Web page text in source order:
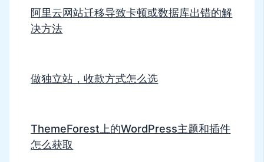
阿里云网站迁移导致卡顿或数据库出错的解
决方法
做独立站，收款方式怎么选
ThemeForest上的WordPress主题和插件
怎么获取